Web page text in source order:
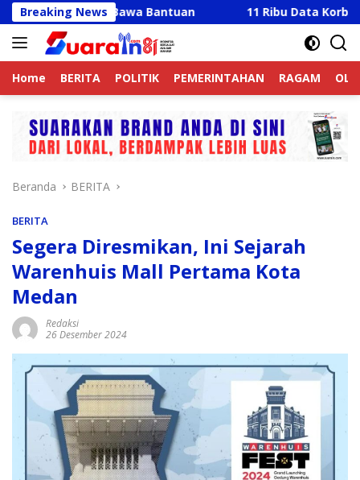
Langsung
ke
konten
Breaking News
Bawa Bantuan 11 Ribu Data Korban Banjir
Home BERITA POLITIK PEMERINTAHAN RAGAM
Beranda BERITA
BERITA
Segera Diresmikan, Ini Sejarah
Warenhuis Mall Pertama Kota
Medan
Redaksi
26 Desember 2024